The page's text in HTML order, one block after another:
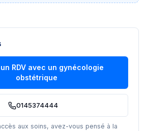
RDV avec un gynécologie
obstétrique
0145374444
aux soins, avez-vous pensé à la